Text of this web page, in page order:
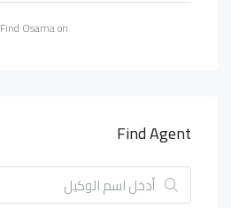
Find Osama on:
Find Agent